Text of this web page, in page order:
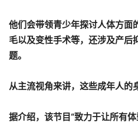
他们会带领青少年探讨人体方面
毛以及变性手术等，还涉及产后
题。
从主流视角来讲，这些成年人的
据介绍，该节目“致力于让所有